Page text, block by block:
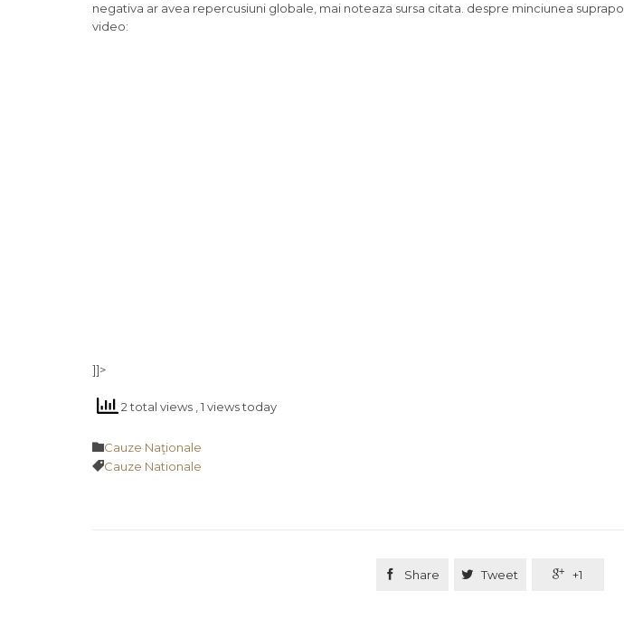
negativa ar avea repercusiuni globale, mai noteaza sursa citata. despre minciunea
video:
]]>
2 total views , 1 views today
Category
Cauze Naţionale
Tags
Cauze Nationale
 Share  Tweet  +1